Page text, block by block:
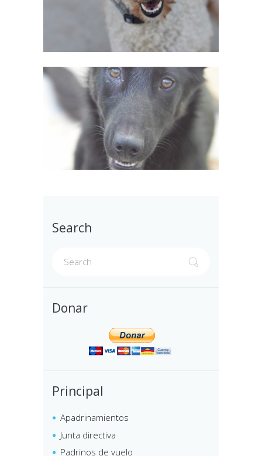
Search
Donar
Principal
Apadrinamientos
Junta directiva
Padrinos de vuelo